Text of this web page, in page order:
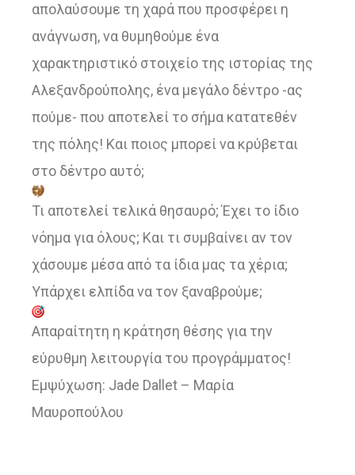
απολαύσουμε τη χαρά που προσφέρει η
ανάγνωση, να θυμηθούμε ένα
χαρακτηριστικό στοιχείο της ιστορίας της
Αλεξανδρούπολης, ένα μεγάλο δέντρο -ας
πούμε- που αποτελεί το σήμα κατατεθέν
της πόλης! Και ποιος μπορεί να κρύβεται
στο δέντρο αυτό;
Τι αποτελεί τελικά θησαυρό; Έχει το ίδιο
νόημα για όλους; Και τι συμβαίνει αν τον
χάσουμε μέσα από τα ίδια μας τα χέρια;
Υπάρχει ελπίδα να τον ξαναβρούμε;
Απαραίτητη η κράτηση θέσης για την
εύρυθμη λειτουργία του προγράμματος!
Εμψύχωση: Jade Dallet – Μαρία
Μαυροπούλου